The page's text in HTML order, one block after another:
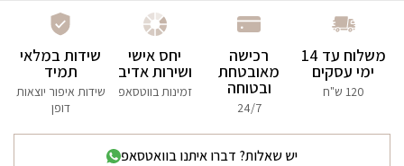
משלוח עד 14
ימי עסקים
120 ש"ח
רכישה
מאובטחת
ובטוחה
24/7
יחס אישי
ושירות אדיב
זמינות בווטסאפ
שידות במלאי
תמיד
שידות איפור יוצאות
דופן
יש שאלות? דברו איתנו בוואטסאפ